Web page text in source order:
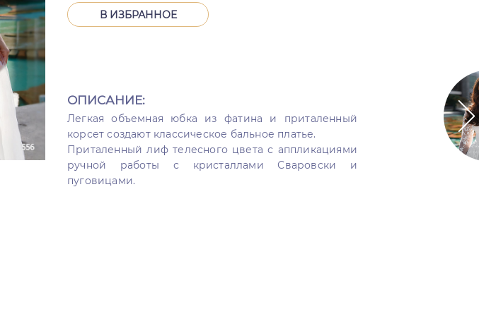
В ИЗБРАННОЕ
ОПИСАНИЕ:
Легкая объемная юбка из фатина и приталенный
корсет создают классическое бальное платье.
Приталенный лиф телесного цвета с аппликациями
ручной работы с кристаллами Сваровски и
пуговицами.